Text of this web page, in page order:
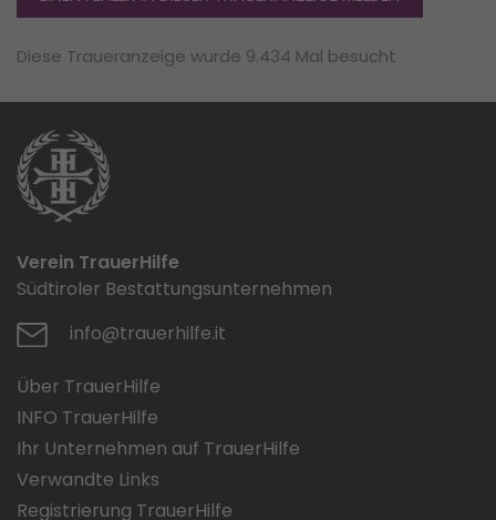
Diese Traueranzeige wurde 9.434 Mal besucht
Verein TrauerHilfe
Südtiroler Bestattungsunternehmen
info@trauerhilfe.it
Über TrauerHilfe
INFO TrauerHilfe
Ihr Unternehmen auf TrauerHilfe
Verwandte Links
Registrierung TrauerHilfe